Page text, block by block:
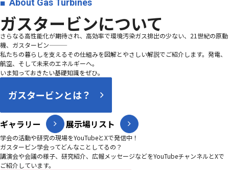
About Gas Turbines
ガスタービンについて
さらなる高性能化が期待され、高効率で環境汚染ガス排出の少ない、21世紀の原動
機、ガスタービン―――
私たちの暮らしを支えるその仕組みを図解とやさしい解説でご紹介します。発電、
航空、そして未来のエネルギーへ。
いま知っておきたい基礎知識をぜひ。
ガスタービンとは？
ギャラリー 展示場リスト
学会の活動や研究の現場をYouTubeとXで発信中！
ガスタービン学会ってどんなことしてるの？
講演会や会議の様子、研究紹介、広報メッセージなどをYouTubeチャンネルとXで
ご紹介しています。